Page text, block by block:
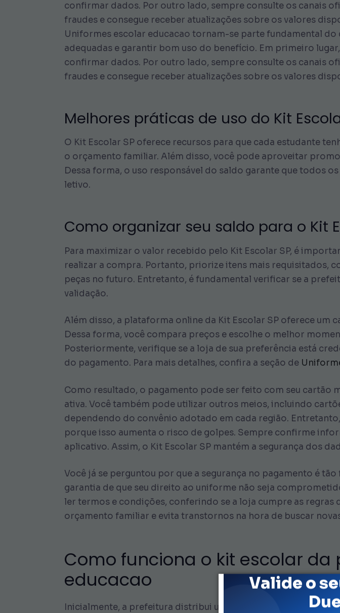
Valide o
confirmar dados. Por outro lado, sempre consulte os canais
fraudes e consegue receber atualizações sobre os valores
Uniformes escolar educacao tornam-se parte fundamental
adequadas e garantir bom uso do benefício. Em primeiro
confirmar dados. Por outro lado, sempre consulte os canais
fraudes e consegue receber atualizações sobre os valores
Melhores práticas de uso do Kit
O Kit Escolar SP oferece recursos para que cada estudante
o orçamento familiar. Além disso, você pode aproveitar
Dessa forma, o uso responsável do saldo garante que todos
letivo.
Como organizar seu saldo para o Kit
Para maximizar o valor recebido pelo Kit Escolar SP, é
realizar a compra. Portanto, priorize itens mais requisitados,
peças no futuro. Entretanto, é fundamental verificar se a
validação.
Além disso, a plataforma online da Kit Escolar SP oferece um
Dessa forma, você compara preços e escolhe o melhor
Posteriormente, verifique se a loja de sua preferência está
do pagamento. Para mais detalhes, confira a seção de
Como resultado, o pagamento pode ser feito com seu cartão
ativa. Você também pode utilizar outros meios, incluindo
dependendo do convênio adotado em cada região.
porque isso aumenta o risco de golpes. Sempre confirme
aplicativo. Assim, o Kit Escolar SP mantém a segurança dos
Você já se perguntou por que a segurança no pagamento é
garantia de que seu direito ao uniforme não seja
ler termos e condições, conferindo se a loja cumpre as
orçamento familiar e evita transtornos na hora de buscar
Como funciona o kit escolar
educacao
Inicialmente, a prefeitura distribui um crédito específico para